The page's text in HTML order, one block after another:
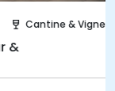
Cantine & Vigne